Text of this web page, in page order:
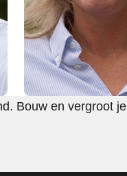
Bouw en vergroot je